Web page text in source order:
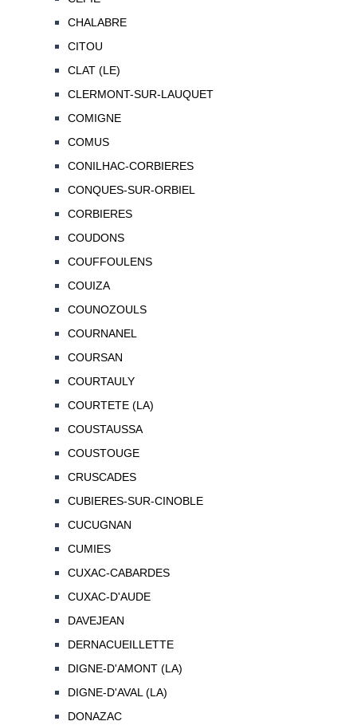
CHALABRE
CITOU
CLAT (LE)
CLERMONT-SUR-LAUQUET
COMIGNE
COMUS
CONILHAC-CORBIERES
CONQUES-SUR-ORBIEL
CORBIERES
COUDONS
COUFFOULENS
COUIZA
COUNOZOULS
COURNANEL
COURSAN
COURTAULY
COURTETE (LA)
COUSTAUSSA
COUSTOUGE
CRUSCADES
CUBIERES-SUR-CINOBLE
CUCUGNAN
CUMIES
CUXAC-CABARDES
CUXAC-D'AUDE
DAVEJEAN
DERNACUEILLETTE
DIGNE-D'AMONT (LA)
DIGNE-D'AVAL (LA)
DONAZAC